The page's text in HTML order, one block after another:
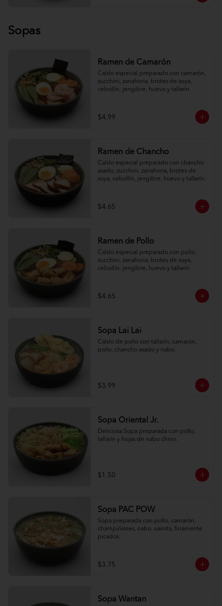
Sopas
Ramen de Camarón
Caldo especial preparado con camarón,
zucchini, zanahoria, brotes de soya,
cebollín, jengibre, huevo y tallarín.
$4.99
Ramen de Chancho
Caldo especial preparado con chancho
asado, zucchini, zanahoria, brotes de
soya, cebollín, jengibre, huevo y tallarín.
$4.65
Ramen de Pollo
Caldo especial preparado con pollo,
zucchini, zanahoria, brotes de soya,
cebollín, jengibre, huevo y tallarín.
$4.65
Sopa Lai Lai
Caldo de pollo con tallarín, camarón,
pollo, chancho asado y nabo.
$3.99
Sopa Oriental Jr.
Deliciosa Sopa preparada con pollo,
tallarín y hojas de nabo chino.
$1.50
Sopa PAC POW
Sopa preparada con pollo, camarón,
champiñones, nabo, vainita, finamente
picados.
$3.75
Sopa Wantan